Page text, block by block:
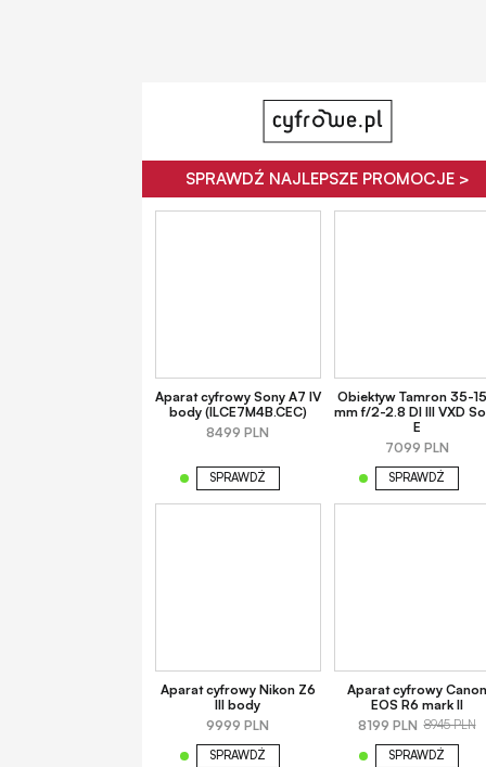
SPRAWDŹ NAJLEPSZE PROMOCJE >
Aparat cyfrowy Sony A7 IV
body (ILCE7M4B.CEC)
8499 PLN
SPRAWDŹ
Obiektyw Tamron 35-
mm f/2-2.8 DI III VXD
E
7099 PLN
SPRAWDŹ
Aparat cyfrowy Nikon Z6
III body
9999 PLN
SPRAWDŹ
Aparat cyfrowy Canon
EOS R6 mark II
8199 PLN 8945 PLN
SPRAWDŹ